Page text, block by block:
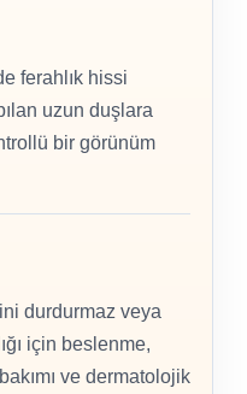
ferahlık hissi
uzun duşlara
bir görünüm
durdurmaz veya
için beslenme,
ve dermatolojik